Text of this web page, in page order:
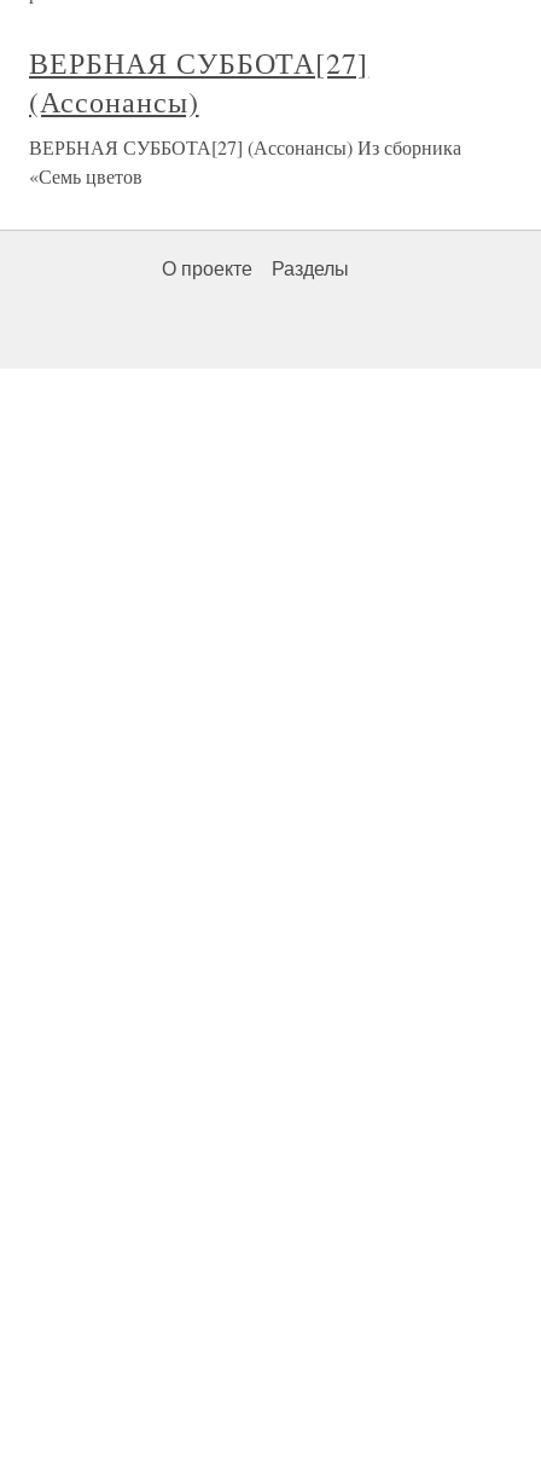
ВЕРБНАЯ СУББОТА[27]
(Ассонансы)
ВЕРБНАЯ СУББОТА[27] (Ассонансы) Из сборника
«Семь цветов
О проекте Разделы